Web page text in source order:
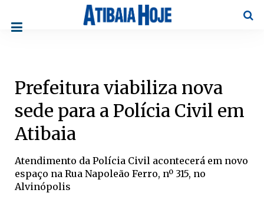
Prefeitura viabiliza nova
sede para a Polícia Civil em
Atibaia
Atendimento da Polícia Civil acontecerá em novo
espaço na Rua Napoleão Ferro, nº 315, no
Alvinópolis